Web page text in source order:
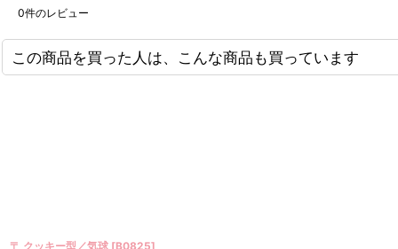
0件のレビュー
この商品を買った人は、こんな商品も買っています
〒 クッキー型（Stadter）ミキサー【ステンレス】